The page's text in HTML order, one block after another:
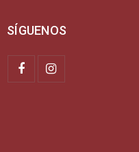
SÍGUENOS